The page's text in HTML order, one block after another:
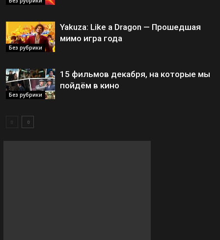
Без рубрики
Yakuza: Like a Dragon — Прошедшая
мимо игра года
Без рубрики
15 фильмов декабря, на которые мы
пойдём в кино